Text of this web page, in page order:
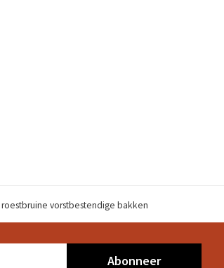
vorstbestendige bakken
Abonneer